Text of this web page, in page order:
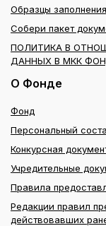
Образцы
Собери пакет
ПОЛИТИКА В
ДАННЫХ В МКК
О Фонде
Фонд
Персональный
Конкурсная
Учредительные
Правила
Редакции правил
действовавших